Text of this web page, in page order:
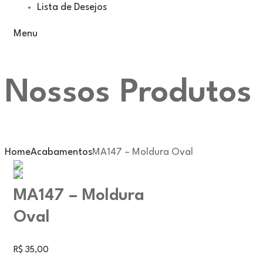
Lista de Desejos
Menu
Nossos Produtos
HomeAcabamentosMA147 – Moldura Oval
MA147 – Moldura
Oval
R$ 35,00